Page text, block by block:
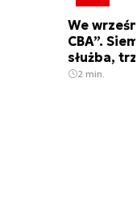
We
CBA”.
służba,
2 min.